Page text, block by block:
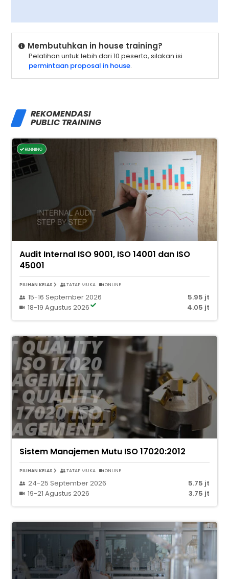
Membutuhkan in house training?
Pelatihan untuk lebih dari 10 peserta, silakan isi
permintaan proposal in house.
REKOMENDASI
PUBLIC TRAINING
RUNNING
Audit Internal ISO 9001, ISO 14001 dan ISO
45001
PILIHAN KELAS TATAP MUKA ONLINE
15-16 September 2026
5.95 jt
18-19 Agustus 2026
4.05 jt
Sistem Manajemen Mutu ISO 17020:2012
PILIHAN KELAS TATAP MUKA ONLINE
24-25 September 2026
5.75 jt
19-21 Agustus 2026
3.75 jt